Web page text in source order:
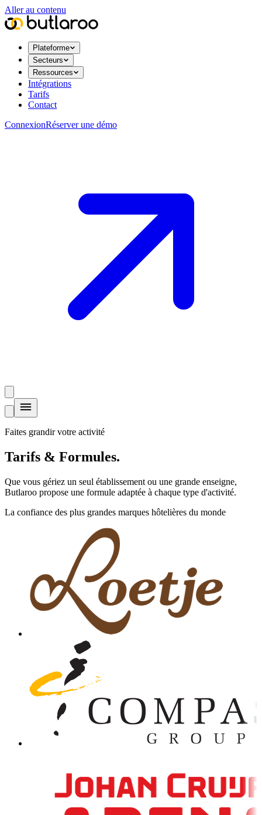
Aller au contenu
Plateforme
Secteurs
Ressources
Intégrations
Tarifs
Contact
ConnexionRéserver une démo
Faites grandir votre activité
Tarifs & Formules.
Que vous gériez un seul établissement ou une grande enseigne,
Butlaroo propose une formule adaptée à chaque type d'activité.
La confiance des plus grandes marques hôtelières du monde